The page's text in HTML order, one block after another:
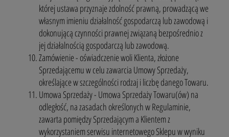
której ustawa przyznaje zdolność prawną, prowadzącą we
własnym imieniu działalność gospodarczą lub zawodową i
dokonującą czynności prawnej związaną bezpośrednio z
jej działalnością gospodarczą lub zawodową.
Zamówienie - oświadczenie woli Klienta, złożone
Sprzedającemu w celu zawarcia Umowy Sprzedaży,
określające w szczególności rodzaj i liczbę danego Towaru.
Umowa Sprzedaży - Umowa Sprzedaży Towaru(ów) na
odległość, na zasadach określonych w Regulaminie,
zawarta pomiędzy Sprzedającym a Klientem z
wykorzystaniem serwisu internetowego Sklepu w wyniku